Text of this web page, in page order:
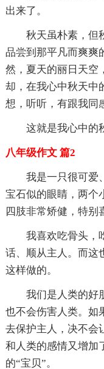
出来了。
秋天虽朴素，但
品尝到那平凡而爽爽
然，夏天的丽日天空
却，在我心中秋天中
想，听听，有跟我同
这就是我心中的
八年级作文 篇2
我是一只很可爱
宝石似的眼睛，两个
四肢非常矫健，特别
我喜欢吃骨头
话、顺从主人。而这
这样做的。
我们是人类的好
也不会伤害人类。如
去保护主人，决不会
和人类的感情又增加
的“宝贝”。